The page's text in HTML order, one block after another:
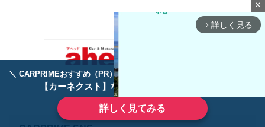
＼ CARPRIMEおすすめ（PR） ／
【カーネクスト】ならどんなクルマも高価買取
詳しく見てみる
close
arrow_forward_ios 詳しく見る